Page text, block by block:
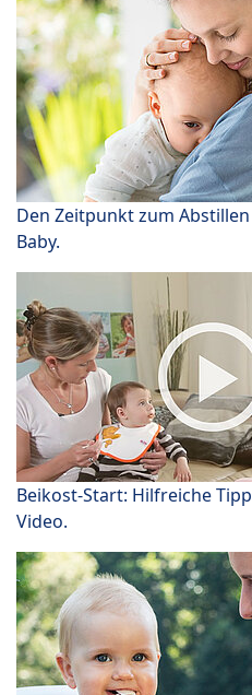
Den Zeitpunkt zum
Baby.
Beikost-Start: Hilfreiche
Video.